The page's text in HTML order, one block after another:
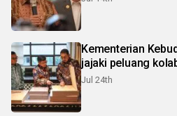
Kementerian
jajaki peluang
Jul 24th